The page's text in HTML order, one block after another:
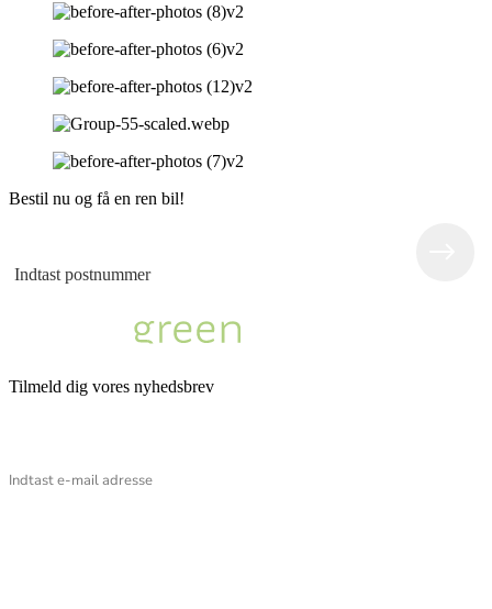
Bestil nu og få en ren bil!
Tilmeld dig vores nyhedsbrev